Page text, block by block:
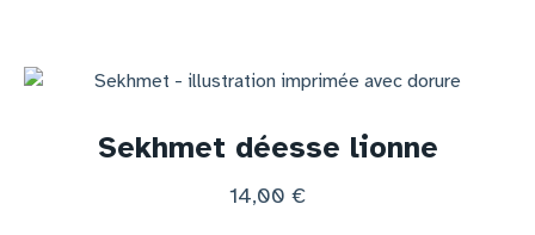
Sekhmet déesse lionne
14,00 €